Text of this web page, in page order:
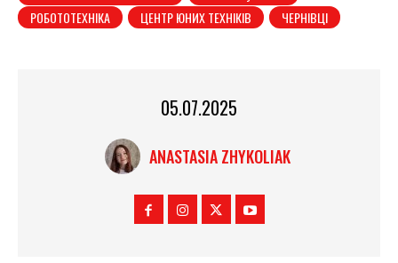
РОБОТОТЕХНІКА
ЦЕНТР ЮНИХ ТЕХНІКІВ ЧЕРНІВЦІ
05.07.2025
ANASTASIA ZHYKOLIAK